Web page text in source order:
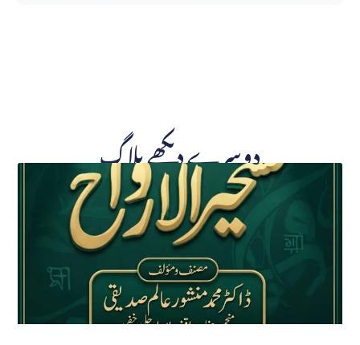
دوسرے دیکھے بلاگ